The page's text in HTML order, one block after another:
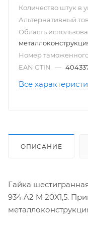
Количество штук в
Альтернативный
Область
Номер
EAN GTIN
—
Все
ОПИСАНИЕ
Гайка
934 A2 M 20X1,5.